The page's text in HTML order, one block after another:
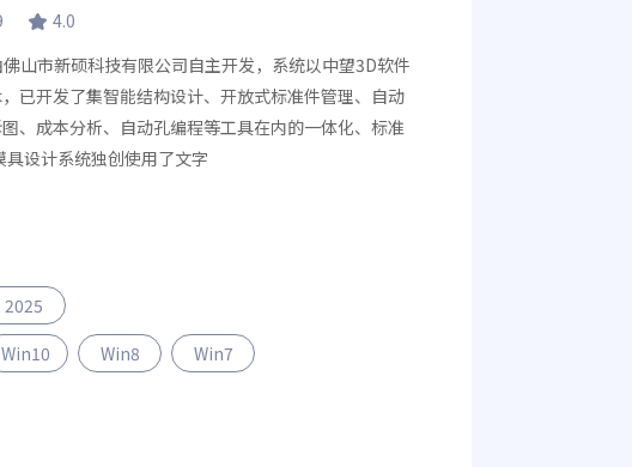
4.0
山市新硕科技有限公司自主开发，系统以中望3D软件
已开发了集智能结构设计、开放式标准件管理、自动
、成本分析、自动孔编程等工具在内的一体化、标准
设计系统独创使用了文字
2025
Win10 Win8 Win7